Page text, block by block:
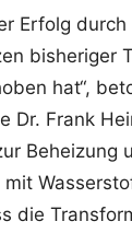
Erfolg
bisheriger
hat“,
Dr. Frank
Beheizung
die